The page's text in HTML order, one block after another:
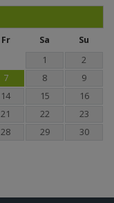
Fr Sa
Su
1
2
7 8
9
14 15
16
21 22
23
28 29
30